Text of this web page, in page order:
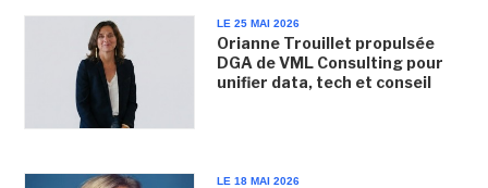
LE 25 MAI 2026
Orianne Trouillet propulsée
DGA de VML Consulting pour
unifier data, tech et conseil
LE 18 MAI 2026